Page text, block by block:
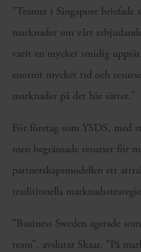
”Teamet i Singapore briefade
marknader om vårt
varit en mycket smidig
enormt mycket tid och
marknader på det här sättet.”
För företag som YSDS, med
men begränsade resurser för
partnerskapsmodellen ett
traditionella
”Business Sweden agerade
team”, avslutar Skaar. ”På